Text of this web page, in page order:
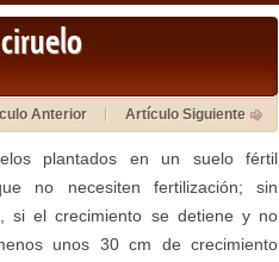
Anterior Artículo Siguiente
plantados en un suelo fértil
no necesiten fertilización; sin
si el crecimiento se detiene y no
unos 30 cm de crecimiento